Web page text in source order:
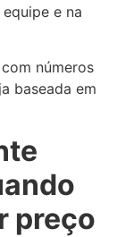
e na
números
baseada em
preço